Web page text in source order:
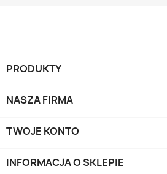
PRODUKTY
NASZA FIRMA
TWOJE KONTO
INFORMACJA O SKLEPIE